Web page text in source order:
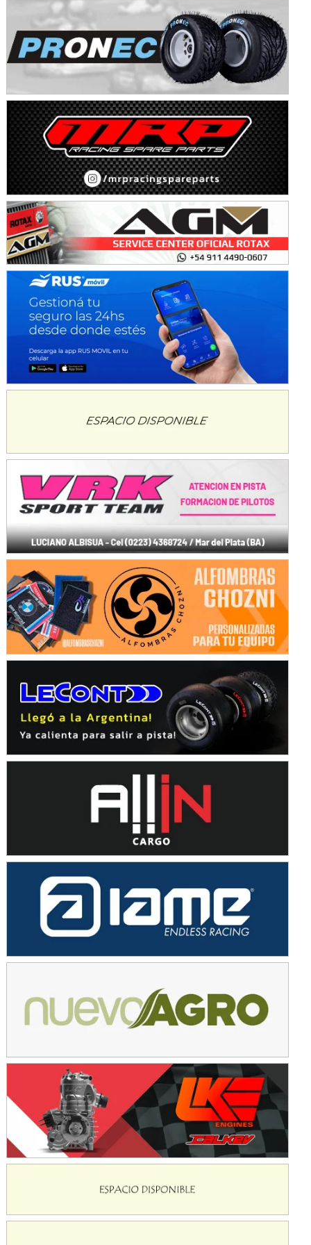
KDO - F6
Ciudad de Trenque Lauquen (Asfalto)
Trenque Lauquen (Buenos Aires)
ENTRERRIANO - F6 (POSTERGADA)
Villaguay (Entre Ríos)
VICTORIENSE - F7
El Cerro (Tierra)
Victoria (Entre Ríos)
PATAGONICO - F6
Moto Club Reginense (Tierra)
Gral. E. Godoy (Río Negro)
CSK - F7
Juventud Unida (Tierra)
Humboldt (Santa Fe)
NORESTE SANTAFESINO - F6
Ciudad de Avellaneda (Asfalto)
Avellaneda (Santa Fe)
SUR SANTAFESINO - F4
José Samuel Sánchez (Tierra)
Rufino (Santa Fe)
TUCUMANO - F5